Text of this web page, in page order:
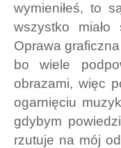
wymieniłeś, to
wszystko
Oprawa
bo wiele
obrazami, więc
ogarnięciu
gdybym
rzutuje na mój